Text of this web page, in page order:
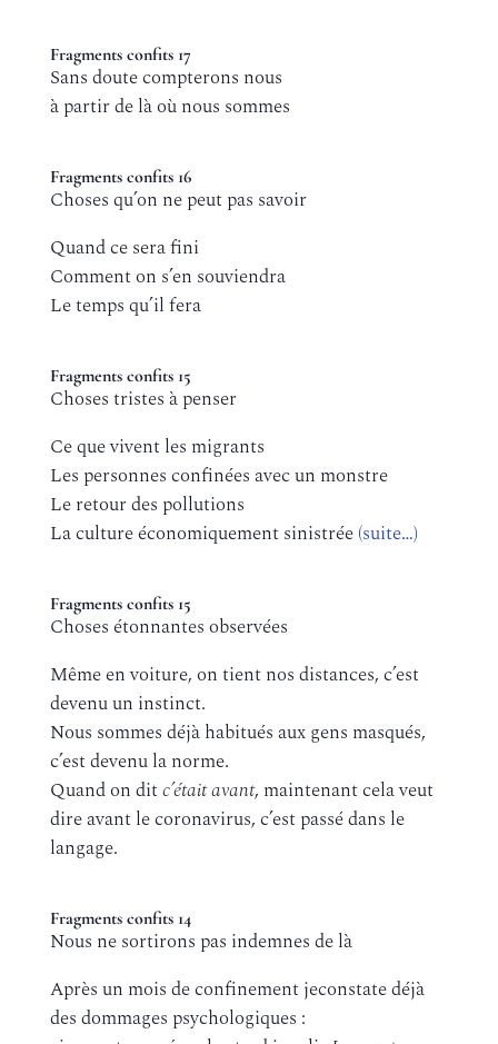
Fragments confits 17
Sans doute compterons nous
à partir de là où nous sommes
Fragments confits 16
Choses qu’on ne peut pas savoir
Quand ce sera fini
Comment on s’en souviendra
Le temps qu’il fera
Fragments confits 15
Choses tristes à penser
Ce que vivent les migrants
Les personnes confinées avec un monstre
Le retour des pollutions
La culture économiquement sinistrée(suite…)
Fragments confits 15
Choses étonnantes observées
Même en voiture, on tient nos distances, c’est
devenu un instinct.
Nous sommes déjà habitués aux gens masqués,
c’est devenu la norme.
Quand on ditc’était avant, maintenant cela veut
dire avant le coronavirus, c’est passé dans le
langage.
Fragments confits 14
Nous ne sortirons pas indemnes de là
Après un mois de confinement jeconstate déjà
des dommages psychologiques :